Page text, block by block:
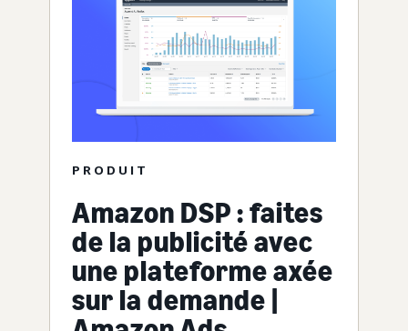
PRODUIT
Amazon DSP : faites
de la publicité avec
une plateforme axée
sur la demande |